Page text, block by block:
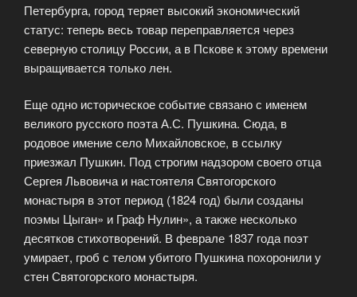
Петербурга, город теряет высокий экономический
статус: теперь весь товар переправляется через
северную столицу России, а в Пскове к этому времени
выращивается только лен.
Еще одно историческое событие связано с именем
великого русского поэта А.С. Пушкина. Сюда, в
родовое имение село Михайловское, в ссылку
приезжал Пушкин. Под строгим надзором своего отца
Сергея Львовича и настоятеля Святогорского
монастыря в этот период (1824 год) были созданы
поэмы Цыган» и Граф Нулин», а также несколько
десятков стихотворений. В феврале 1837 года поэт
умирает, гроб с телом убитого Пушкина похоронили у
стен Святогорского монастыря.